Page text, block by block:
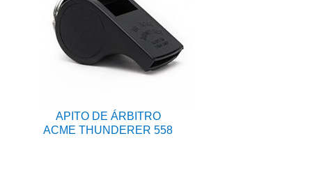
APITO DE ÁRBITRO
ACME THUNDERER 558